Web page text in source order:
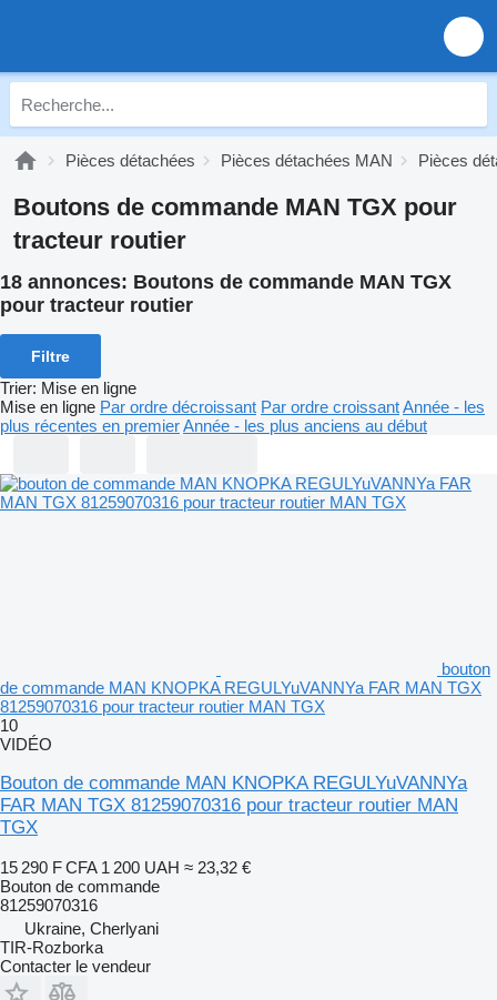
Pièces détachées Pièces détachées MAN Pièces
Boutons de commande MAN TGX pour
tracteur routier
18 annonces: Boutons de commande MAN TGX
pour tracteur routier
Filtre
Trier: Mise en ligne
Mise en ligne Par ordre décroissant Par ordre croissantAnnée - les
plus récentes en premierAnnée - les plus anciens au début
bouton
de commande MAN KNOPKA REGULYuVANNYa FAR MAN TGX
81259070316 pour tracteur routier MAN TGX
10
VIDÉO
Bouton de commande MAN KNOPKA REGULYuVANNYa
FAR MAN TGX 81259070316 pour tracteur routier MAN
TGX
15 290 F CFA 1 200 UAH ≈ 23,32 €
Bouton de commande
81259070316
Ukraine, Cherlyani
TIR-Rozborka
Contacter le vendeur